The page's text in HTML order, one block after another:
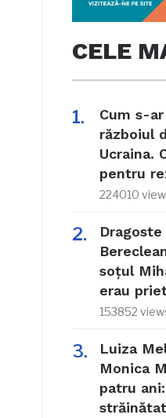
CELE
Cum s-
războiul
Ucraina.
pentru
224010
soțul
erau
153852
Luiza
Monica
patru